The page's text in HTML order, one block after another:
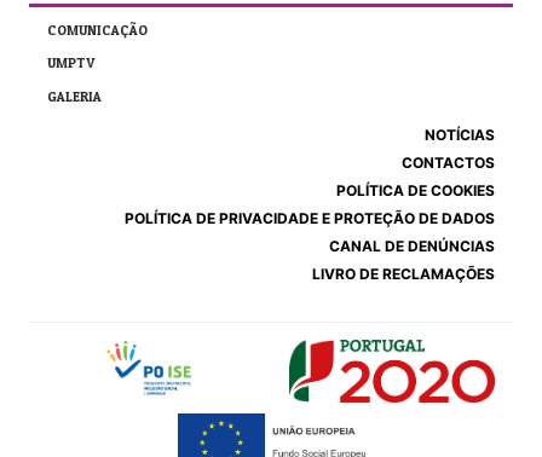
COMUNICAÇÃO
UMPTV
GALERIA
NOTÍCIAS
CONTACTOS
POLÍTICA DE COOKIES
POLÍTICA DE PRIVACIDADE E PROTEÇÃO DE DADOS
CANAL DE DENÚNCIAS
LIVRO DE RECLAMAÇÕES